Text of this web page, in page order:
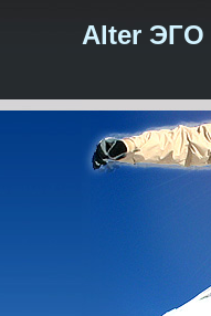
Alter ЭГО